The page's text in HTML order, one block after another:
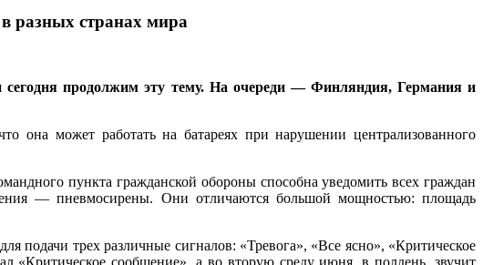
разных странах мира
продолжим эту тему. На очереди — Финляндия, Германия и
она может работать на батареях при нарушении централизованного
пункта гражданской обороны способна уведомить всех граждан
— пневмосирены. Они отличаются большой мощностью: площадь
подачи трех различные сигналов: «Тревога», «Все ясно», «Критическое